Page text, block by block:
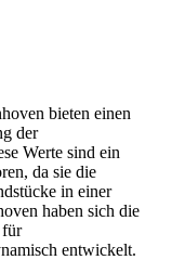
bieten einen
der
Werte sind ein
da sie die
in einer
haben sich die
für
entwickelt.